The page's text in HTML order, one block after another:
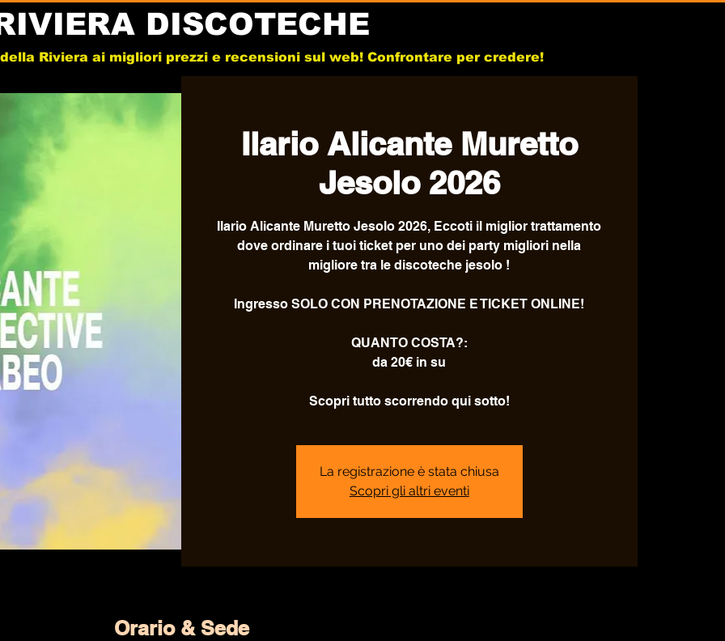
DISCOTECHE
Riviera ai migliori prezzi e recensioni sul web! Confrontare per credere!
Ilario Alicante Muretto
Jesolo 2026
Ilario Alicante Muretto Jesolo 2026, Eccoti il miglior trattamento
dove ordinare i tuoi ticket per uno dei party migliori nella
migliore tra le discoteche jesolo !
Ingresso SOLO CON PRENOTAZIONE E TICKET ONLINE!
QUANTO COSTA?:
da 20€ in su
Scopri tutto scorrendo qui sotto!
La registrazione è stata chiusa
Scopri gli altri eventi
Orario & Sede